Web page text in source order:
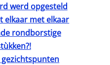
werd opgesteld
elkaar met elkaar
rondborstige